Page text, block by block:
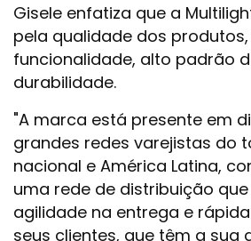
Gisele enfatiza que a
pela qualidade dos
funcionalidade, alto padrão
durabilidade.
"A marca está presente em
grandes redes varejistas do
nacional e América Latina,
uma rede de distribuição
agilidade na entrega e
seus clientes, que têm a sua